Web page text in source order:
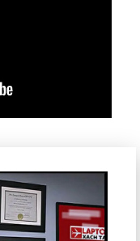
Laptop doanh nhân
với các phím êm,
năm nay đên từ bộ
vào đó những tính
trên máy tính hiện
mịn, thêm vào đó là